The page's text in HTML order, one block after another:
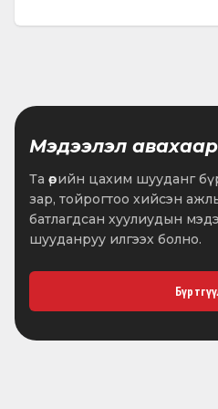
Мэдээлэл авахаар
Та өөрийн цахим шууданг
зар, тойрогтоо хийсэн
батлагдсан хуулиудын
шууданруу илгээх болно.